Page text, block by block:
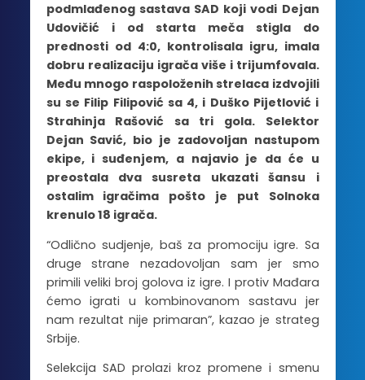
podmlađenog sastava SAD koji vodi Dejan
Udovičić i od starta meča stigla do
prednosti od 4:0, kontrolisala igru, imala
dobru realizaciju igrača više i trijumfovala.
Među mnogo raspoloženih strelaca izdvojili
su se Filip Filipović sa 4, i Duško Pijetlović i
Strahinja Rašović sa tri gola. Selektor
Dejan Savić, bio je zadovoljan nastupom
ekipe, i suđenjem, a najavio je da će u
preostala dva susreta ukazati šansu i
ostalim igračima pošto je put Solnoka
krenulo 18 igrača.
“Odlično sudjenje, baš za promociju igre. Sa
druge strane nezadovoljan sam jer smo
primili veliki broj golova iz igre. I protiv Mađara
ćemo igrati u kombinovanom sastavu jer
nam rezultat nije primaran”, kazao je strateg
Srbije.
Selekcija SAD prolazi kroz promene i smenu